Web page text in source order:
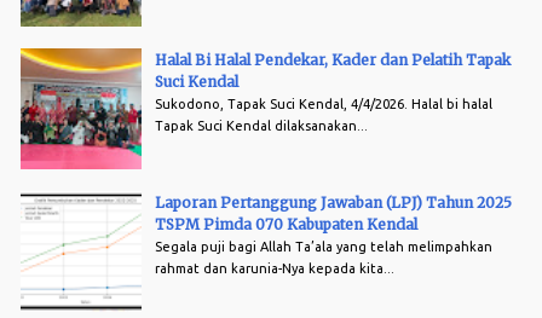
Halal Bi Halal Pendekar, Kader dan Pelatih Tapak
Suci Kendal
Sukodono, Tapak Suci Kendal, 4/4/2026. Halal bi halal
Tapak Suci Kendal dilaksanakan...
Laporan Pertanggung Jawaban (LPJ) Tahun 2025
TSPM Pimda 070 Kabupaten Kendal
Segala puji bagi Allah Ta’ala yang telah melimpahkan
rahmat dan karunia-Nya kepada kita...